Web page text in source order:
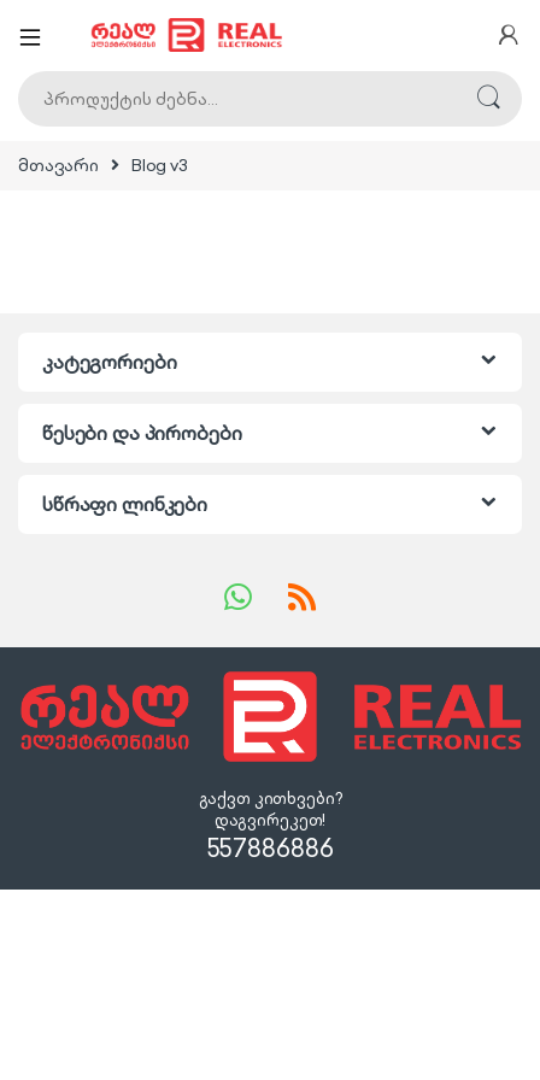
მთავარი Blog v3
კატეგორიები
წესები და პირობები
სწრაფი ლინკები
გაქვთ კითხვები?
დაგვირეკეთ!
557886886